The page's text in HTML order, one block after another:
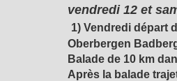
vendredi 12 et
1) Vendredi départ
Oberbergen
Balade de 10 km
Après la balade